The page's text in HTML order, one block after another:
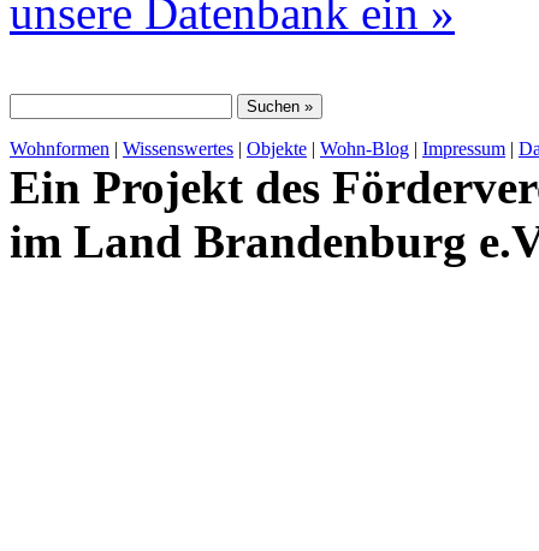
unsere Datenbank ein »
Wohnformen | Wissenswertes | Objekte | Wohn-Blog | Impressum |
Ein Projekt des
im Land Brandenburg